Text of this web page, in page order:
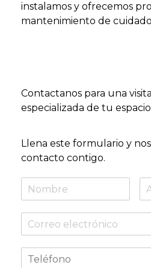
instalamos y ofrecemos
mantenimiento de
Contactanos para una
especializada de tu
Llena este formulario y
contacto contigo.